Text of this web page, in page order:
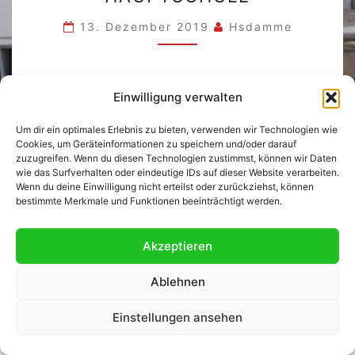
Einwilligung verwalten
Um dir ein optimales Erlebnis zu bieten, verwenden wir Technologien wie
Cookies, um Geräteinformationen zu speichern und/oder darauf
zuzugreifen. Wenn du diesen Technologien zustimmst, können wir Daten
wie das Surfverhalten oder eindeutige IDs auf dieser Website verarbeiten.
Wenn du deine Einwilligung nicht erteilst oder zurückziehst, können
bestimmte Merkmale und Funktionen beeinträchtigt werden.
Akzeptieren
Ablehnen
Einstellungen ansehen
HAUPTSCHULE
13. Dezember 2019 Hsdamme
Unsere Schule ist mit dem innogy
Nisarg